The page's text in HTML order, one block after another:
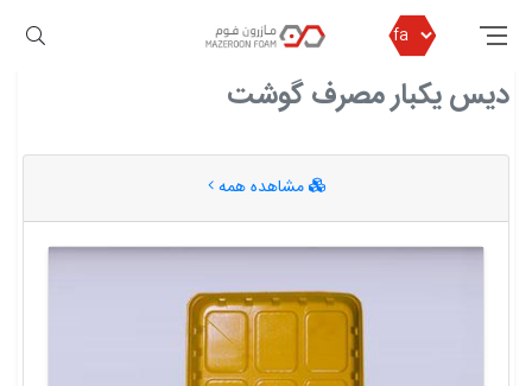
مازرون فوم دیس یکبار مصرف گوشت
دیس یکبار مصرف گوشت
مشاهده همه